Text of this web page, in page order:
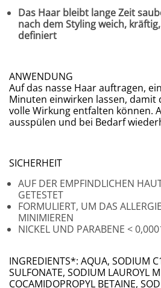
Das Haar bleibt lange Zeit
nach dem Styling weich,
definiert
ANWENDUNG
Auf das nasse Haar auftragen,
Minuten einwirken lassen, damit
volle Wirkung entfalten können.
ausspülen und bei Bedarf
SICHERHEIT
AUF DER EMPFINDLICHEN
GETESTET
FORMULIERT, UM DAS
MINIMIEREN
NICKEL UND PARABENE <
INGREDIENTS*: AQUA, SODIUM
SULFONATE, SODIUM LAUROYL
COCAMIDOPROPYL BETAINE,